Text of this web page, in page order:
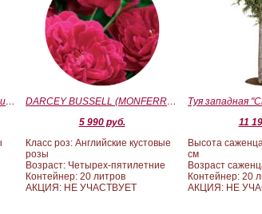
LA REINE VICTORIA (Ля Рен Виктория)
DARCEY BUSSELL (MONFERRATO) (Дарси Басл)
5 990 руб.
Класс роз: Английские кустовые
розы
Возраст: Четырех-пятилетние
Контейнер: 20 литров
АКЦИЯ: НЕ УЧАСТВУЕТ
11
Высота
см
Возраст
Контейнер: 20
АКЦИЯ: НЕ